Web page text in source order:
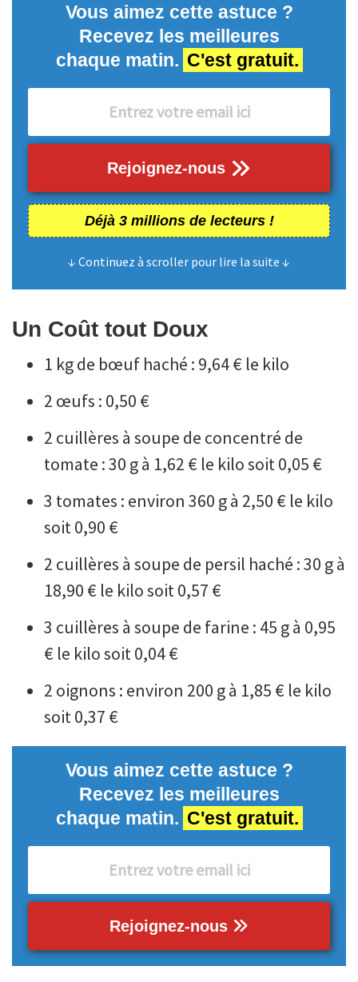
Vous aimez cette astuce ?
Recevez les meilleures
chaque matin. C'est gratuit.
Rejoignez-nous
Déjà 3 millions de lecteurs !
↓ Continuez à scroller pour lire la suite ↓
Un Coût tout Doux
1 kg de bœuf haché : 9,64 € le kilo
2 œufs : 0,50 €
2 cuillères à soupe de concentré de
tomate : 30 g à 1,62 € le kilo soit 0,05 €
3 tomates : environ 360 g à 2,50 € le kilo
soit 0,90 €
2 cuillères à soupe de persil haché : 30 g à
18,90 € le kilo soit 0,57 €
3 cuillères à soupe de farine : 45 g à 0,95
€ le kilo soit 0,04 €
2 oignons : environ 200 g à 1,85 € le kilo
soit 0,37 €
Vous aimez cette astuce ?
Recevez les meilleures
chaque matin. C'est gratuit.
Rejoignez-nous